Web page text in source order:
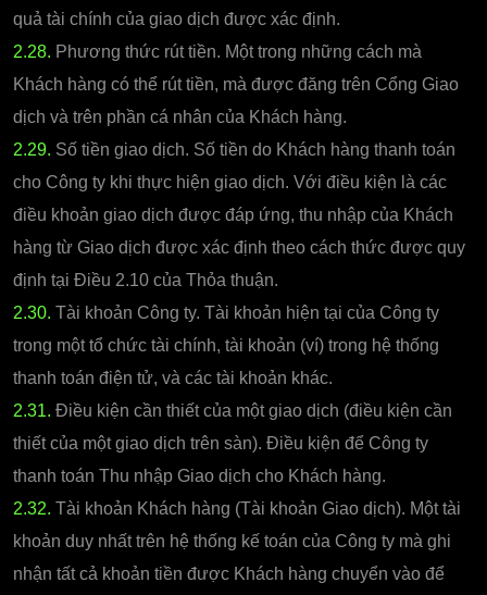
quả tài chính của giao dịch được xác định.
2.28. Phương thức rút tiền. Một trong những cách mà
Khách hàng có thể rút tiền, mà được đăng trên Cổng Giao
dịch và trên phần cá nhân của Khách hàng.
2.29. Số tiền giao dịch. Số tiền do Khách hàng thanh toán
cho Công ty khi thực hiện giao dịch. Với điều kiện là các
điều khoản giao dịch được đáp ứng, thu nhập của Khách
hàng từ Giao dịch được xác định theo cách thức được quy
định tại Điều 2.10 của Thỏa thuận.
2.30. Tài khoản Công ty. Tài khoản hiện tại của Công ty
trong một tổ chức tài chính, tài khoản (ví) trong hệ thống
thanh toán điện tử, và các tài khoản khác.
2.31. Điều kiện cần thiết của một giao dịch (điều kiện cần
thiết của một giao dịch trên sàn). Điều kiện để Công ty
thanh toán Thu nhập Giao dịch cho Khách hàng.
2.32. Tài khoản Khách hàng (Tài khoản Giao dịch). Một tài
khoản duy nhất trên hệ thống kế toán của Công ty mà ghi
nhận tất cả khoản tiền được Khách hàng chuyển vào để